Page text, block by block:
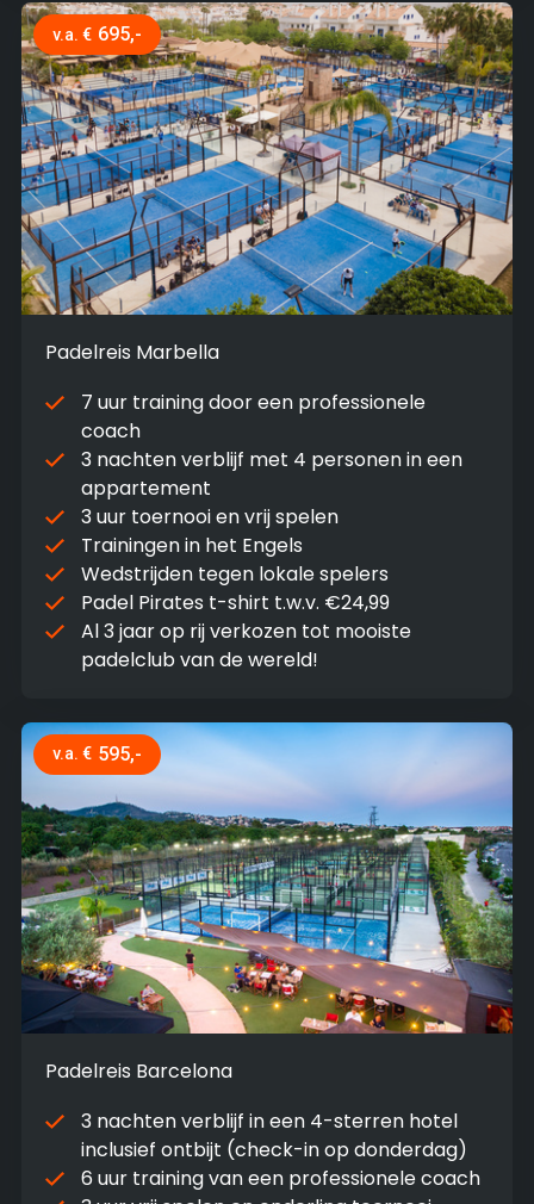
v.a. € 695,-
Padelreis Marbella
7 uur training door een professionele
coach
3 nachten verblijf met 4 personen in een
appartement
3 uur toernooi en vrij spelen
Trainingen in het Engels
Wedstrijden tegen lokale spelers
Padel Pirates t-shirt t.w.v. €24,99
Al 3 jaar op rij verkozen tot mooiste
padelclub van de wereld!
v.a. € 595,-
Padelreis Barcelona
3 nachten verblijf in een 4-sterren hotel
inclusief ontbijt (check-in op donderdag)
6 uur training van een professionele coach